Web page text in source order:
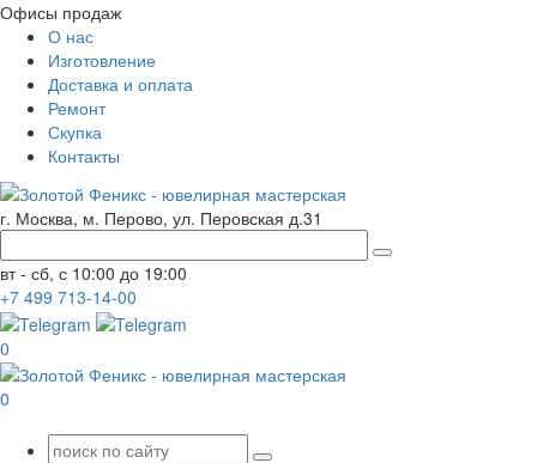
Офисы продаж
О нас
Изготовление
Доставка и оплата
Ремонт
Скупка
Контакты
г. Москва, м. Перово, ул. Перовская д.31
вт - сб, с 10:00 до 19:00
+7 499 713-14-00
0
0